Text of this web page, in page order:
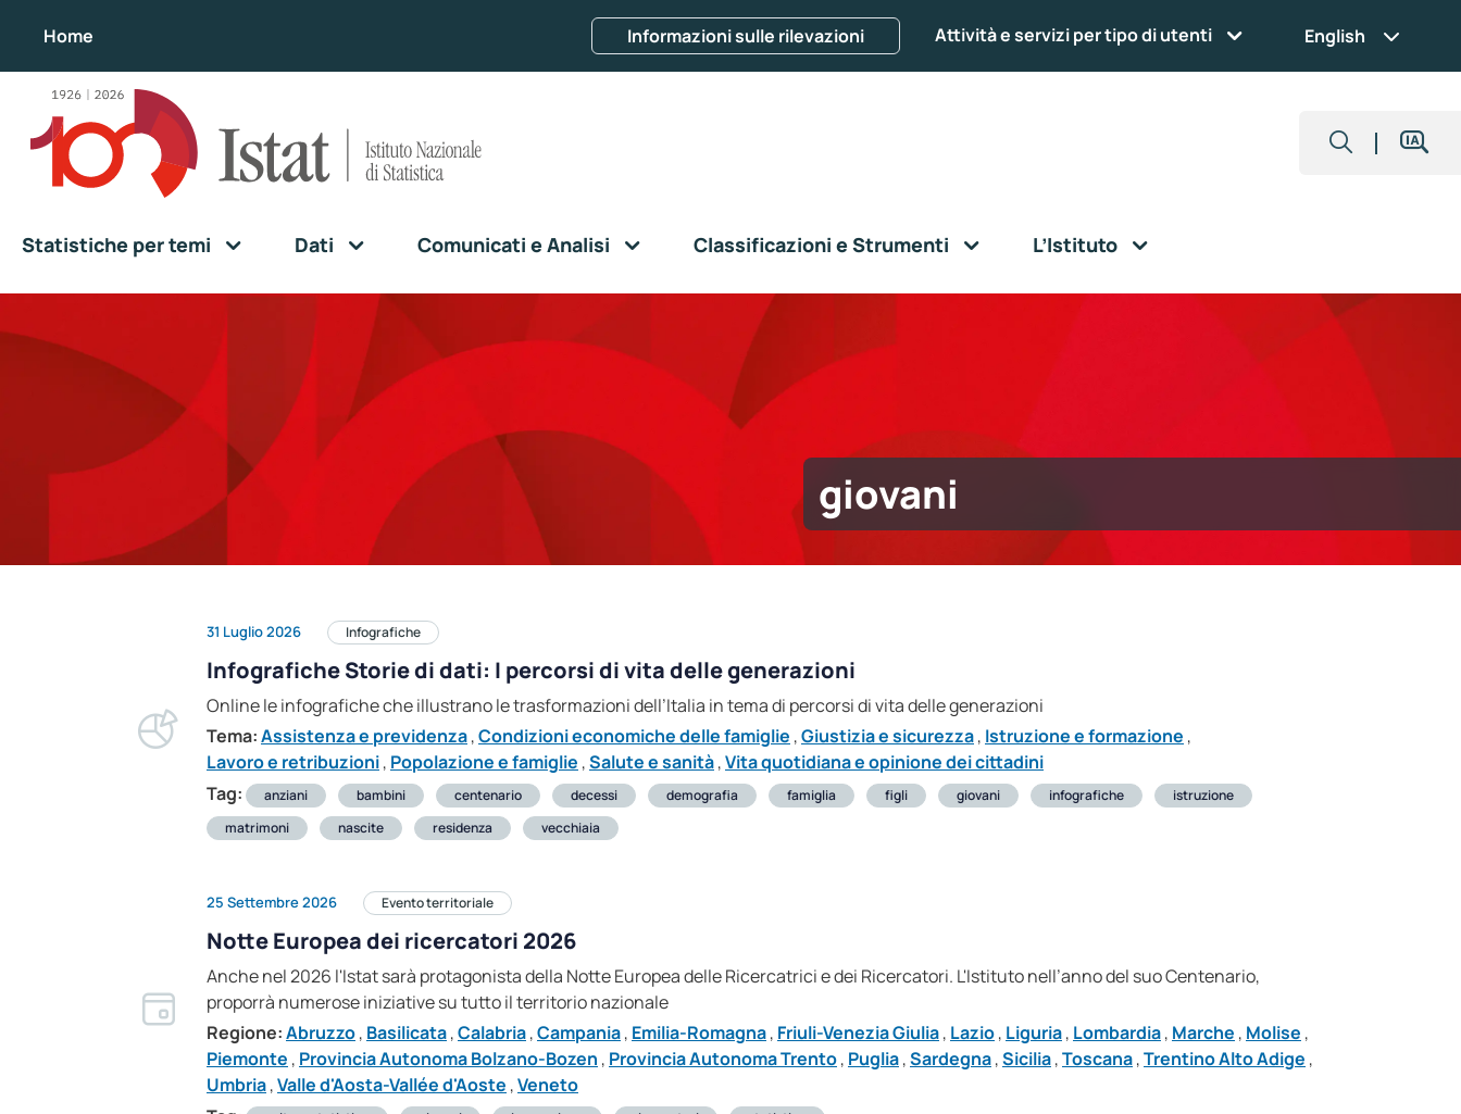
Home Informazioni sulle rilevazioni Attività e servizi per tipo di utenti English
Statistiche per temi Dati Comunicati e Analisi Classificazioni e Strumenti L’Istituto
giovani
31 Luglio 2026 Infografiche
Infografiche Storie di dati: I percorsi di vita delle generazioni
Online le infografiche che illustrano le trasformazioni dell’Italia in tema di percorsi di vita delle generazioni
Tema:Assistenza e previdenza,Condizioni economiche delle famiglie ,Giustizia e sicurezza, Istruzione e formazione ,
Lavoro e retribuzioni, Popolazione e famiglie ,Salute e sanità,Vita quotidiana e opinione dei cittadini
Tag:
anziani bambini centenario decessi demografia famiglia figli giovani infografiche
istruzione
matrimoni
nascite residenza vecchiaia
25 Settembre 2026 Evento territoriale
Notte Europea dei ricercatori 2026
Anche nel 2026 l'Istat sarà protagonista della Notte Europea delle Ricercatrici e dei Ricercatori. L'Istituto nell’anno del suo Centenario,
proporrà numerose iniziative su tutto il territorio nazionale
Regione:Abruzzo, Basilicata,Calabria,Campania, Emilia-Romagna, Friuli-Venezia Giulia, Lazio, Liguria, Lombardia, Marche , Molise ,
Piemonte , Provincia Autonoma Bolzano-Bozen , Provincia Autonoma Trento, Puglia,Sardegna,Sicilia,Toscana,Trentino Alto Adige ,
Umbria,Valle d'Aosta-Vallée d'Aoste ,Veneto